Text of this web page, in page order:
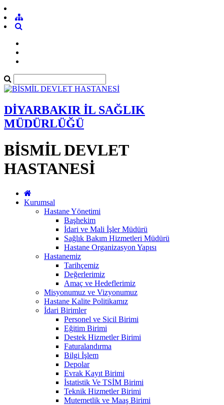
DİYARBAKIR İL SAĞLIK
MÜDÜRLÜĞÜ
BİSMİL DEVLET
HASTANESİ
Kurumsal
Hastane Yönetimi
Başhekim
İdari ve Mali İşler Müdürü
Sağlık Bakım Hizmetleri Müdürü
Hastane Organizasyon Yapısı
Hastanemiz
Tarihçemiz
Değerlerimiz
Amaç ve Hedeflerimiz
Misyonumuz ve Vizyonumuz
Hastane Kalite Politikamız
İdari Birimler
Personel ve Sicil Birimi
Eğitim Birimi
Destek Hizmetler Birimi
Faturalandırma
Bilgi İşlem
Depolar
Evrak Kayıt Birimi
İstatistik Ve TSİM Birimi
Teknik Hizmetler Birimi
Mutemetlik ve Maaş Birimi